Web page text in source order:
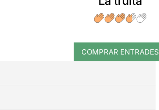
COMPRAR ENTRADES